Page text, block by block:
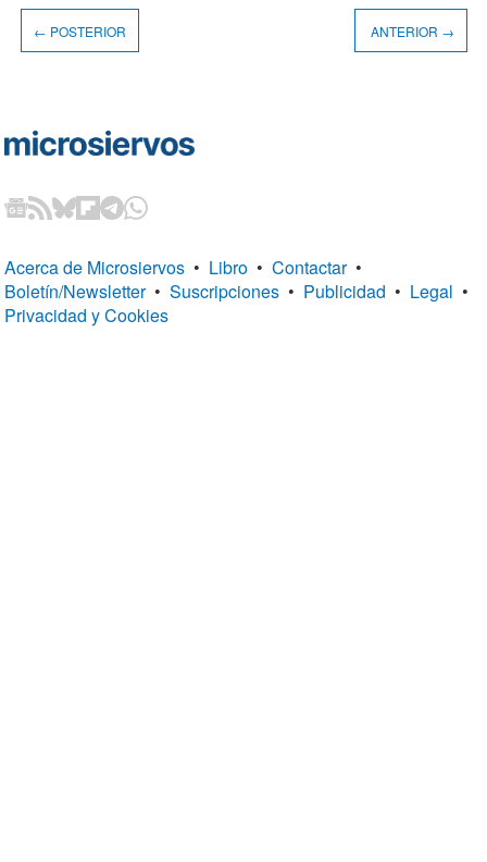
← POSTERIOR ANTERIOR →
Acerca de Microsiervos • Libro • Contactar •
Boletín/Newsletter • Suscripciones • Publicidad • Legal •
Privacidad y Cookies